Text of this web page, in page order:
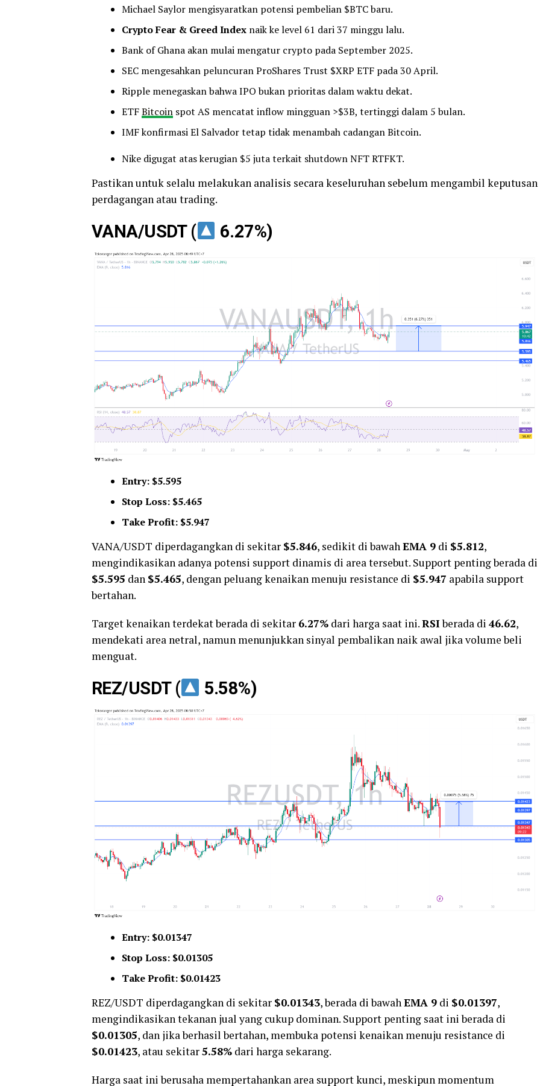
Michael Saylor mengisyaratkan potensi pembelian $BTC baru.
Crypto Fear & Greed Index naik ke level 61 dari 37 minggu lalu.
Bank of Ghana akan mulai mengatur crypto pada September 2025.
SEC mengesahkan peluncuran ProShares Trust $XRP ETF pada 30 April.
Ripple menegaskan bahwa IPO bukan prioritas dalam waktu dekat.
ETFBitcoin spot AS mencatat inflow mingguan >$3B, tertinggi dalam 5 bulan.
IMF konfirmasi El Salvador tetap tidak menambah cadangan Bitcoin.
Nike digugat atas kerugian $5 juta terkait shutdown NFT RTFKT.
Pastikan untuk selalu melakukan analisis secara keseluruhan sebelum mengambil keputusan
perdagangan atau trading.
VANA/USDT ( 6.27%)
Entry: $5.595
Stop Loss: $5.465
Take Profit: $5.947
VANA/USDT diperdagangkan di sekitar $5.846, sedikit di bawahEMA 9 di $5.812,
mengindikasikan adanya potensi support dinamis di area tersebut. Support penting berada di
$5.595 dan $5.465, dengan peluang kenaikan menuju resistance di $5.947 apabila support
bertahan.
Target kenaikan terdekat berada di sekitar 6.27% dari harga saat ini.RSIberada di 46.62,
mendekati area netral, namun menunjukkan sinyal pembalikan naik awal jika volume beli
menguat.
REZ/USDT ( 5.58%)
Entry: $0.01347
Stop Loss: $0.01305
Take Profit: $0.01423
REZ/USDT diperdagangkan di sekitar $0.01343, berada di bawahEMA 9 di $0.01397,
mengindikasikan tekanan jual yang cukup dominan. Support penting saat ini berada di
$0.01305, dan jika berhasil bertahan, membuka potensi kenaikan menuju resistance di
$0.01423, atau sekitar5.58% dari harga sekarang.
Harga saat ini berusaha mempertahankan area support kunci, meskipun momentum